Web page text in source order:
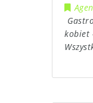
kobiet